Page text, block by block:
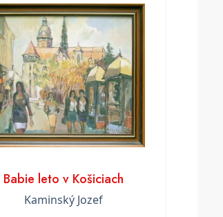
Babie leto v Košiciach
Kaminský Jozef